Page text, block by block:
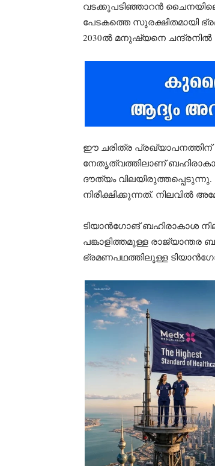
വടക്കുപടിഞ്ഞാറൻ
പേടകത്തെ സുരക്ഷിതമായി
2030ൽ മനുഷ്യനെ
ഈ ചരിത്ര
നേതൃത്വത്തിലാണ്
ദൗത്യം
നിരീക്ഷിക്കുന്നത്. നിലവിൽ
ടിയാൻഗോങ് ബഹിരാകാശ
പങ്കാളിത്തമുള്ള
ഭ്രമണപഥത്തിലുള്ള